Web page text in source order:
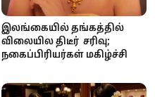
இலங்கையில் தங்கத்தில்
விலையில திடீர் சரிவு;
நகைப்பிரியர்கள் மகிழ்ச்சி